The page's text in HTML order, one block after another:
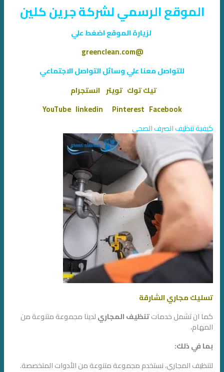
الموقع الرسمي لشركة جرين كلين
لزيارة الموقع اضغط علي
greenclean.com@
للتواصل معنا علي وسائل التواصل الاجتماعي
انستجرام تويتر تيك توك
YouTube linkedin Pinterest Facebook
كيفية تنظيف الصرف الصحي
تسليك مجاري الشارقة
كما ان تشمل خدماتتنظيف المجاريلدينا مجموعة متنوعة من
المهام،
بما في ذلك:
لتنظيف المجاري، نستخدم مجموعة متنوعة من الأدوات المتخصصة.